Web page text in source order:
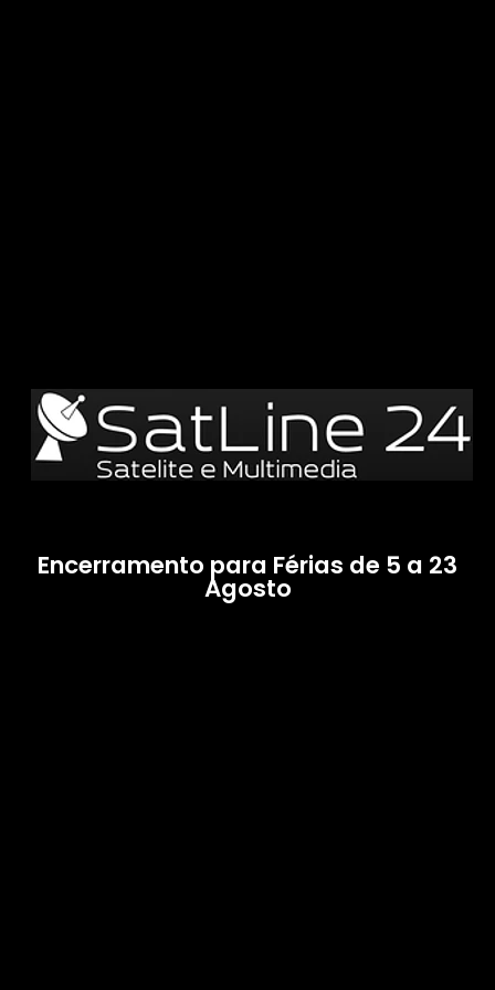
Encerramento para Férias de 5 a 23
Agosto